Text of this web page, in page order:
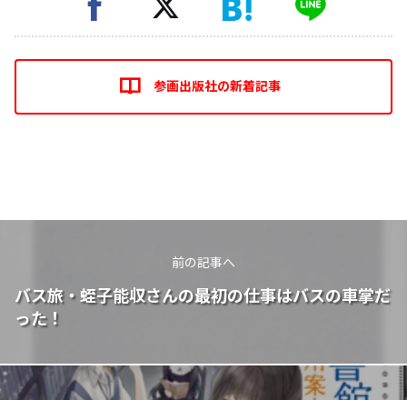
参画出版社の新着記事
前の記事へ
バス旅・蛭子能収さんの最初の仕事はバスの車掌だ
った！